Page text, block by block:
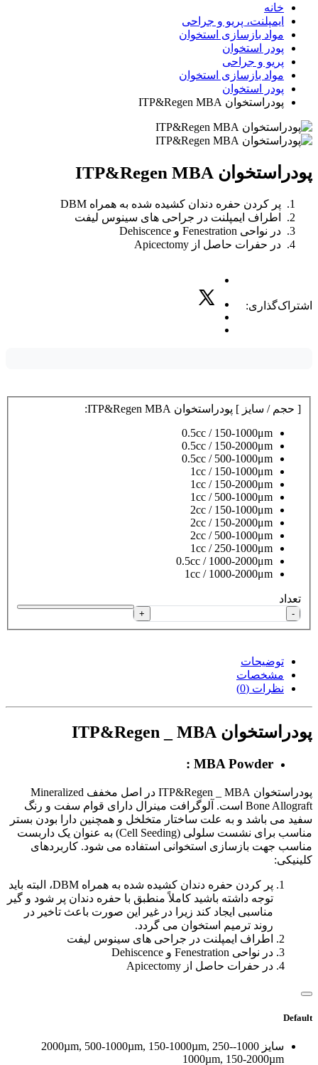
خانه
ایمپلنت، پریو و جراحی
مواد بازسازی استخوان
پودر استخوان
پریو و جراحی
مواد بازسازی استخوان
پودر استخوان
پودراستخوان ITP&Regen MBA
پودراستخوان ITP&Regen MBA
پر کردن حفره دندان کشیده شده به همراه DBM
اطراف ایمپلنت در جراحی های سینوس لیفت
در نواحی Fenestration و Dehiscence
در حفرات حاصل از Apicectomy
اشتراک‌گذاری:
[ حجم / سایز ] پودراستخوان ITP&Regen MBA:
0.5cc / 150-1000μm
0.5cc / 150-2000μm
0.5cc / 500-1000μm
1cc / 150-1000μm
1cc / 150-2000μm
1cc / 500-1000μm
2cc / 150-1000μm
2cc / 150-2000μm
2cc / 500-1000μm
1cc / 250-1000μm
0.5cc / 1000-2000μm
1cc / 1000-2000μm
تعداد
-
+
توضیحات
مشخصات
نظرات (0)
پودراستخوان ITP&Regen _ MBA
MBA Powder :
پودراستخوان ITP&Regen _ MBA در اصل مخفف Mineralized
Bone Allograft است. آلوگرافت مینرال دارای قوام سفت و رنگ
سفید می باشد و به علت ساختار متخلخل و همچنین دارا بودن بستر
مناسب برای نشست سلولی (Cell Seeding) به عنوان یک داربست
مناسب جهت بازسازی استخوانی استفاده می شود. کاربردهای
کلینیکی:
پر کردن حفره دندان کشیده شده به همراه DBM، البته باید
توجه داشته باشید کاملاً منطبق با حفره دندان پر شود و گیر
مناسبی ایجاد کند زیرا در غیر این صورت باعث تاخیر در
روند ترمیم استخوان می گردد.
اطراف ایمپلنت در جراحی های سینوس لیفت
در نواحی Fenestration و Dehiscence
در حفرات حاصل از Apicectomy
Default
سایز
1000-2000µm, 500-1000µm, 150-1000µm, 250-
1000µm, 150-2000µm